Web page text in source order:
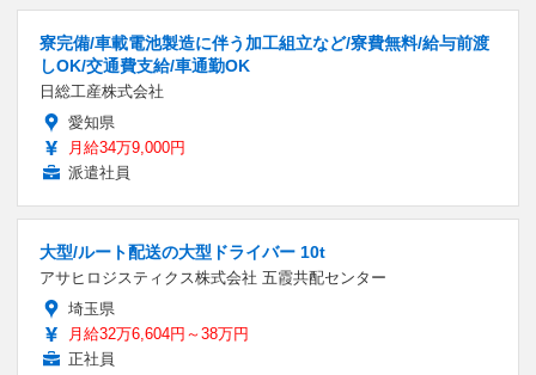
寮完備/車載電池製造に伴う加工組立など/寮費無料/給与前渡
しOK/交通費支給/車通勤OK
日総工産株式会社
愛知県
月給34万9,000円
派遣社員
大型/ルート配送の大型ドライバー 10t
アサヒロジスティクス株式会社 五霞共配センター
埼玉県
月給32万6,604円～38万円
正社員